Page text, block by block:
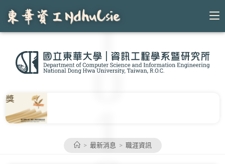
content
> 最新消息 > 職涯資訊